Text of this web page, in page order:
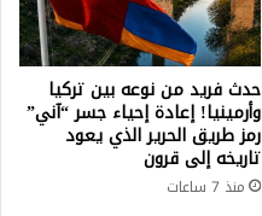
حدث فريد من نوعه بين تركيا
وأرمينيا! إعادة إحياء جسر “آني”
رمز طريق الحرير الذي يعود
تاريخه إلى قرون
منذ 7 ساعات